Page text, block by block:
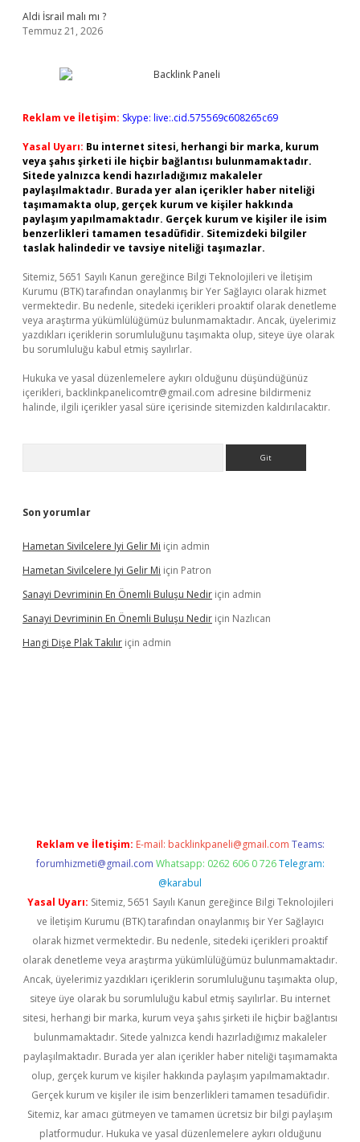
Aldi İsrail malı mı ?
Temmuz 21, 2026
Reklam ve İletişim: Skype: live:.cid.575569c608265c69
Yasal Uyarı: Bu internet sitesi, herhangi bir marka, kurum
veya şahıs şirketi ile hiçbir bağlantısı bulunmamaktadır.
Sitede yalnızca kendi hazırladığımız makaleler
paylaşılmaktadır. Burada yer alan içerikler haber niteliği
taşımamakta olup, gerçek kurum ve kişiler hakkında
paylaşım yapılmamaktadır. Gerçek kurum ve kişiler ile isim
benzerlikleri tamamen tesadüfidir. Sitemizdeki bilgiler
taslak halindedir ve tavsiye niteliği taşımazlar.
Sitemiz, 5651 Sayılı Kanun gereğince Bilgi Teknolojileri ve İletişim
Kurumu (BTK) tarafından onaylanmış bir Yer Sağlayıcı olarak hizmet
vermektedir. Bu nedenle, sitedeki içerikleri proaktif olarak denetleme
veya araştırma yükümlülüğümüz bulunmamaktadır. Ancak, üyelerimiz
yazdıkları içeriklerin sorumluluğunu taşımakta olup, siteye üye olarak
bu sorumluluğu kabul etmiş sayılırlar.
Hukuka ve yasal düzenlemelere aykırı olduğunu düşündüğünüz
içerikleri, backlinkpanelicomtr@gmail.com adresine bildirmeniz
halinde, ilgili içerikler yasal süre içerisinde sitemizden kaldırılacaktır.
Son yorumlar
Hametan Sivilcelere Iyi Gelir Mi için admin
Hametan Sivilcelere Iyi Gelir Mi için Patron
Sanayi Devriminin En Önemli Buluşu Nedir için admin
Sanayi Devriminin En Önemli Buluşu Nedir için Nazlıcan
Hangi Dişe Plak Takılır için admin
Reklam ve İletişim: E-mail: backlinkpaneli@gmail.com Teams:
forumhizmeti@gmail.com Whatsapp: 0262 606 0 726 Telegram:
@karabul
Yasal Uyarı: Sitemiz, 5651 Sayılı Kanun gereğince Bilgi Teknolojileri
ve İletişim Kurumu (BTK) tarafından onaylanmış bir Yer Sağlayıcı
olarak hizmet vermektedir. Bu nedenle, sitedeki içerikleri proaktif
olarak denetleme veya araştırma yükümlülüğümüz bulunmamaktadır.
Ancak, üyelerimiz yazdıkları içeriklerin sorumluluğunu taşımakta olup,
siteye üye olarak bu sorumluluğu kabul etmiş sayılırlar. Bu internet
sitesi, herhangi bir marka, kurum veya şahıs şirketi ile hiçbir bağlantısı
bulunmamaktadır. Sitede yalnızca kendi hazırladığımız makaleler
paylaşılmaktadır. Burada yer alan içerikler haber niteliği taşımamakta
olup, gerçek kurum ve kişiler hakkında paylaşım yapılmamaktadır.
Gerçek kurum ve kişiler ile isim benzerlikleri tamamen tesadüfidir.
Sitemiz, kar amacı gütmeyen ve tamamen ücretsiz bir bilgi paylaşım
platformudur. Hukuka ve yasal düzenlemelere aykırı olduğunu